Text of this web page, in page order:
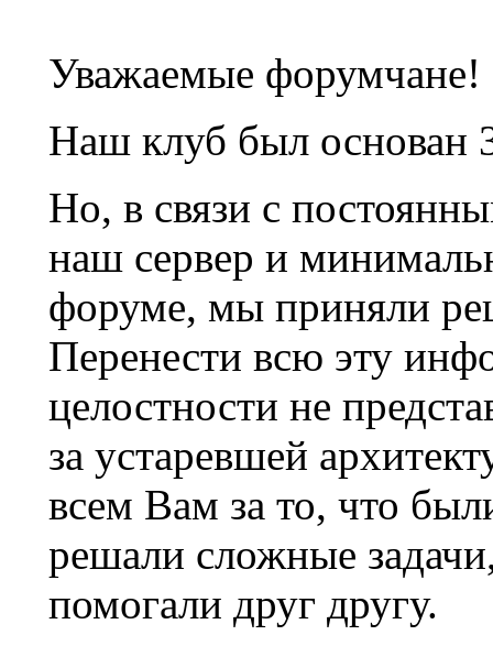
Уважаемые форумчане!
Наш клуб был основан
Но, в связи с
наш сервер и
форуме, мы приняли
Перенести всю эту
целостности не
за устаревшей
всем Вам за то, что
решали сложные
помогали друг другу.